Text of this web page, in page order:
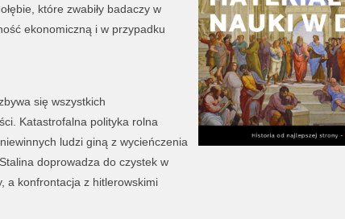
które zwabiły badaczy w
ekonomiczną i w przypadku
się wszystkich
Katastrofalna polityka rolna
ludzi giną z wycieńczenia
doprowadza do czystek w
a konfrontacja z hitlerowskimi